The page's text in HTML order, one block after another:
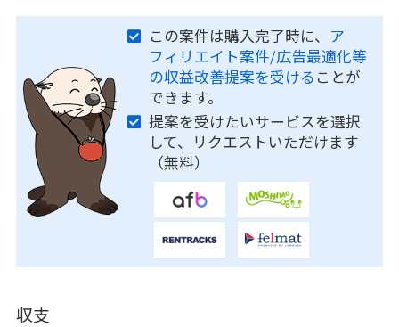
この案件は購入完了時に、 ア
フィリエイト案件/広告最適化等
の収益改善提案を受ける ことが
できます。
提案を受けたいサービスを選択
して、リクエストいただけます
（無料）
収支